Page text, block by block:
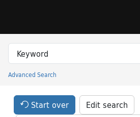
Search in
search for
Advanced Search
Princeton University Library
Search Constraints Header
Start over Edit search